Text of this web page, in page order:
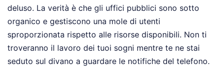
deluso. La verità è che gli uffici pubblici sono sotto
organico e gestiscono una mole di utenti
sproporzionata rispetto alle risorse disponibili. Non ti
troveranno il lavoro dei tuoi sogni mentre te ne stai
seduto sul divano a guardare le notifiche del telefono.